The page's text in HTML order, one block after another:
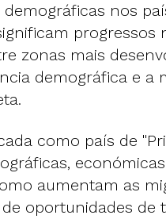
nos
progressos
zonas mais
demográfica e a
como país de
aumentam as
oportunidades de